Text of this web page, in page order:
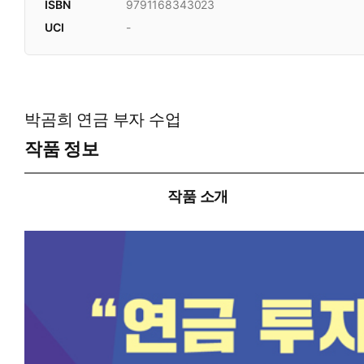
ISBN
9791168343023
UCI
-
박곰희 연금 부자 수업
작품 정보
작품 소개